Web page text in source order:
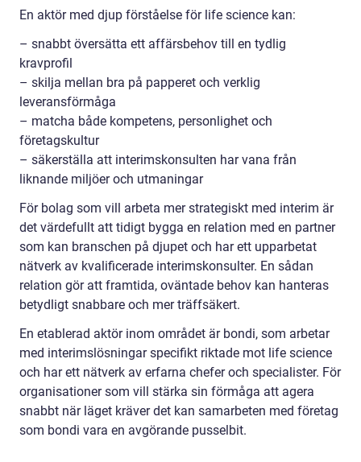
En aktör med djup förståelse för life science kan:
– snabbt översätta ett affärsbehov till en tydlig
kravprofil
– skilja mellan bra på papperet och verklig
leveransförmåga
– matcha både kompetens, personlighet och
företagskultur
– säkerställa att interimskonsulten har vana från
liknande miljöer och utmaningar
För bolag som vill arbeta mer strategiskt med interim är
det värdefullt att tidigt bygga en relation med en partner
som kan branschen på djupet och har ett upparbetat
nätverk av kvalificerade interimskonsulter. En sådan
relation gör att framtida, oväntade behov kan hanteras
betydligt snabbare och mer träffsäkert.
En etablerad aktör inom området är bondi, som arbetar
med interimslösningar specifikt riktade mot life science
och har ett nätverk av erfarna chefer och specialister. För
organisationer som vill stärka sin förmåga att agera
snabbt när läget kräver det kan samarbeten med företag
som bondi vara en avgörande pusselbit.